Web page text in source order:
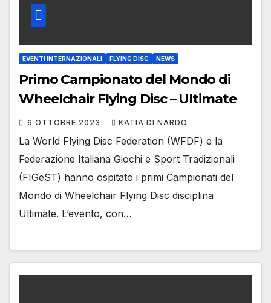
EVENTI INTERNAZIONALI FLYING DISC NEWS
Primo Campionato del Mondo di
Wheelchair Flying Disc – Ultimate
6 OTTOBRE 2023 KATIA DI NARDO
La World Flying Disc Federation (WFDF) e la
Federazione Italiana Giochi e Sport Tradizionali
(FIGeST) hanno ospitato i primi Campionati del
Mondo di Wheelchair Flying Disc disciplina
Ultimate. L’evento, con…